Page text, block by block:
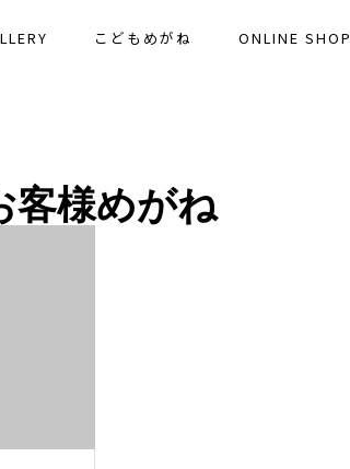
こどもめがね ONLINE SHOP
客様めがね